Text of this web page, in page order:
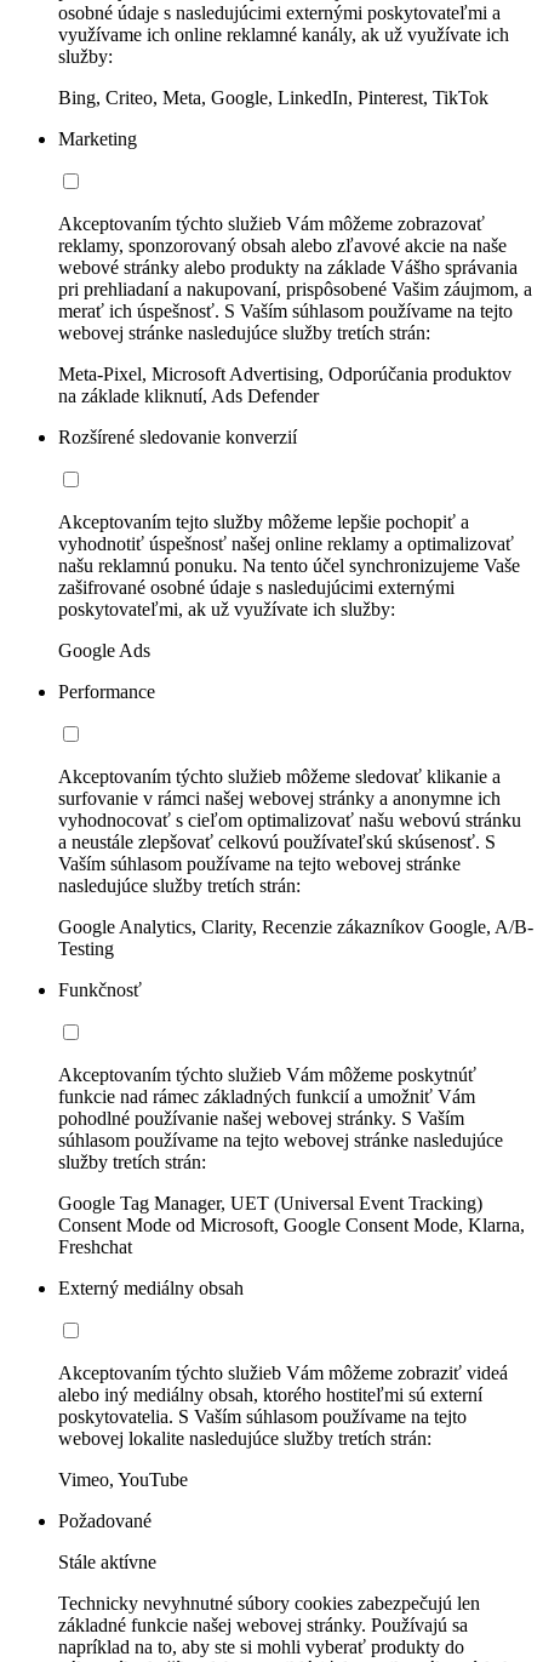
osobné údaje s nasledujúcimi externými poskytovateľmi a
využívame ich online reklamné kanály, ak už využívate ich
služby:
Bing, Criteo, Meta, Google, LinkedIn, Pinterest, TikTok
Marketing
Akceptovaním týchto služieb Vám môžeme zobrazovať
reklamy, sponzorovaný obsah alebo zľavové akcie na naše
webové stránky alebo produkty na základe Vášho správania
pri prehliadaní a nakupovaní, prispôsobené Vašim záujmom, a
merať ich úspešnosť. S Vaším súhlasom používame na tejto
webovej stránke nasledujúce služby tretích strán:
Meta-Pixel, Microsoft Advertising, Odporúčania produktov
na základe kliknutí, Ads Defender
Rozšírené sledovanie konverzií
Akceptovaním tejto služby môžeme lepšie pochopiť a
vyhodnotiť úspešnosť našej online reklamy a optimalizovať
našu reklamnú ponuku. Na tento účel synchronizujeme Vaše
zašifrované osobné údaje s nasledujúcimi externými
poskytovateľmi, ak už využívate ich služby:
Google Ads
Performance
Akceptovaním týchto služieb môžeme sledovať klikanie a
surfovanie v rámci našej webovej stránky a anonymne ich
vyhodnocovať s cieľom optimalizovať našu webovú stránku
a neustále zlepšovať celkovú používateľskú skúsenosť. S
Vaším súhlasom používame na tejto webovej stránke
nasledujúce služby tretích strán:
Google Analytics, Clarity, Recenzie zákazníkov Google, A/B-
Testing
Funkčnosť
Akceptovaním týchto služieb Vám môžeme poskytnúť
funkcie nad rámec základných funkcií a umožniť Vám
pohodlné používanie našej webovej stránky. S Vaším
súhlasom používame na tejto webovej stránke nasledujúce
služby tretích strán:
Google Tag Manager, UET (Universal Event Tracking)
Consent Mode od Microsoft, Google Consent Mode, Klarna,
Freshchat
Externý mediálny obsah
Akceptovaním týchto služieb Vám môžeme zobraziť videá
alebo iný mediálny obsah, ktorého hostiteľmi sú externí
poskytovatelia. S Vaším súhlasom používame na tejto
webovej lokalite nasledujúce služby tretích strán:
Vimeo, YouTube
Požadované
Stále aktívne
Technicky nevyhnutné súbory cookies zabezpečujú len
základné funkcie našej webovej stránky. Používajú sa
napríklad na to, aby ste si mohli vyberať produkty do